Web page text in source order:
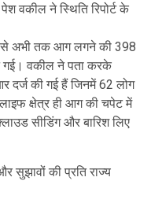
वकील ने स्थिति रिपोर्ट के
से अभी तक आग लगने की 398
गई। वकील ने पता करके
दर्ज की गई हैं जिनमें 62 लोग
क्षेत्र ही आग की चपेट में
सीडिंग और बारिश लिए
सुझावों की प्रति राज्य